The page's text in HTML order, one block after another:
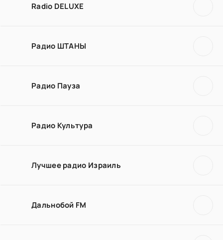
Radio DELUXE
Радио ШТАНЫ
Радио Пауза
Радио Культура
Лучшее радио Израиль
Дальнобой FM